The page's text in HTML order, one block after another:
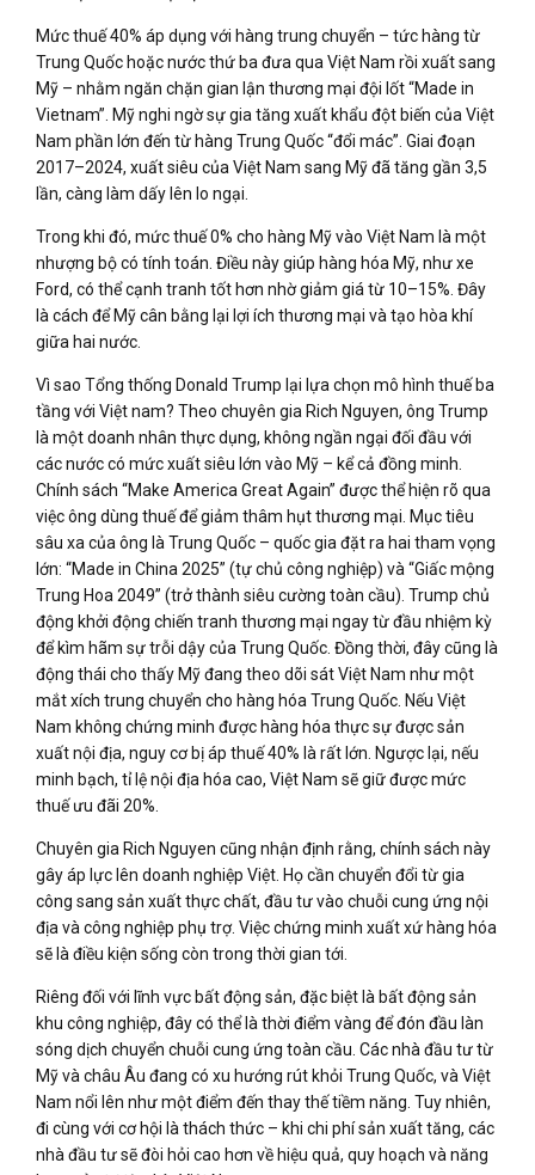
Mức thuế 40% áp dụng với hàng trung chuyển – tức hàng từ
Trung Quốc hoặc nước thứ ba đưa qua Việt Nam rồi xuất sang
Mỹ – nhằm ngăn chặn gian lận thương mại đội lốt “Made in
Vietnam”. Mỹ nghi ngờ sự gia tăng xuất khẩu đột biến của Việt
Nam phần lớn đến từ hàng Trung Quốc “đổi mác”. Giai đoạn
2017–2024, xuất siêu của Việt Nam sang Mỹ đã tăng gần 3,5
lần, càng làm dấy lên lo ngại.
Trong khi đó, mức thuế 0% cho hàng Mỹ vào Việt Nam là một
nhượng bộ có tính toán. Điều này giúp hàng hóa Mỹ, như xe
Ford, có thể cạnh tranh tốt hơn nhờ giảm giá từ 10–15%. Đây
là cách để Mỹ cân bằng lại lợi ích thương mại và tạo hòa khí
giữa hai nước.
Vì sao Tổng thống Donald Trump lại lựa chọn mô hình thuế ba
tầng với Việt nam? Theo chuyên gia Rich Nguyen, ông Trump
là một doanh nhân thực dụng, không ngần ngại đối đầu với
các nước có mức xuất siêu lớn vào Mỹ – kể cả đồng minh.
Chính sách “Make America Great Again” được thể hiện rõ qua
việc ông dùng thuế để giảm thâm hụt thương mại. Mục tiêu
sâu xa của ông là Trung Quốc – quốc gia đặt ra hai tham vọng
lớn: “Made in China 2025” (tự chủ công nghiệp) và “Giấc mộng
Trung Hoa 2049” (trở thành siêu cường toàn cầu). Trump chủ
động khởi động chiến tranh thương mại ngay từ đầu nhiệm kỳ
để kìm hãm sự trỗi dậy của Trung Quốc. Đồng thời, đây cũng là
động thái cho thấy Mỹ đang theo dõi sát Việt Nam như một
mắt xích trung chuyển cho hàng hóa Trung Quốc. Nếu Việt
Nam không chứng minh được hàng hóa thực sự được sản
xuất nội địa, nguy cơ bị áp thuế 40% là rất lớn. Ngược lại, nếu
minh bạch, tỉ lệ nội địa hóa cao, Việt Nam sẽ giữ được mức
thuế ưu đãi 20%.
Chuyên gia Rich Nguyen cũng nhận định rằng, chính sách này
gây áp lực lên doanh nghiệp Việt. Họ cần chuyển đổi từ gia
công sang sản xuất thực chất, đầu tư vào chuỗi cung ứng nội
địa và công nghiệp phụ trợ. Việc chứng minh xuất xứ hàng hóa
sẽ là điều kiện sống còn trong thời gian tới.
Riêng đối với lĩnh vực bất động sản, đặc biệt là bất động sản
khu công nghiệp, đây có thể là thời điểm vàng để đón đầu làn
sóng dịch chuyển chuỗi cung ứng toàn cầu. Các nhà đầu tư từ
Mỹ và châu Âu đang có xu hướng rút khỏi Trung Quốc, và Việt
Nam nổi lên như một điểm đến thay thế tiềm năng. Tuy nhiên,
đi cùng với cơ hội là thách thức – khi chi phí sản xuất tăng, các
nhà đầu tư sẽ đòi hỏi cao hơn về hiệu quả, quy hoạch và năng